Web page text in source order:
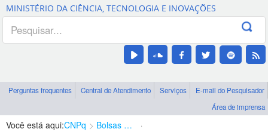
Canais
MINISTÉRIO DA CIÊNCIA, TECNOLOGIA E INOVAÇÕES
Perguntas frequentes Central de Atendimento Serviços
E-mail do Pesquisador
Área de imprensa
Você está aqui:CNPq Bolsas e Auxílios Vigentes